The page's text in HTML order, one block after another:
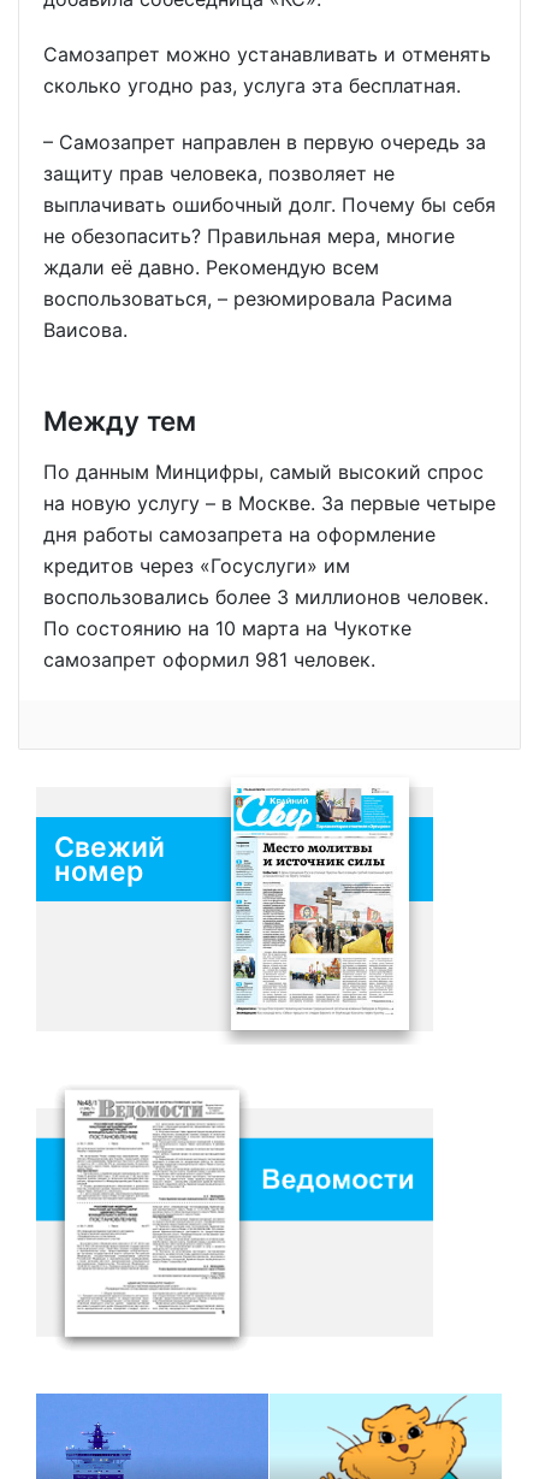
Самозапрет можно устанавливать и отменять
сколько угодно раз, услуга эта бесплатная.
– Самозапрет направлен в первую очередь за
защиту прав человека, позволяет не
выплачивать ошибочный долг. Почему бы себя
не обезопасить? Правильная мера, многие
ждали её давно. Рекомендую всем
воспользоваться, – резюмировала Расима
Ваисова.
Между тем
По данным Минцифры, самый высокий спрос
на новую услугу – в Москве. За первые четыре
дня работы самозапрета на оформление
кредитов через «Госуслуги» им
воспользовались более 3 миллионов человек.
По состоянию на 10 марта на Чукотке
самозапрет оформил 981 человек.
Свежий
номер